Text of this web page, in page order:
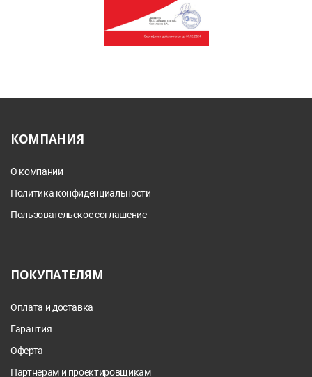
КОМПАНИЯ
О компании
Политика конфиденциальности
Пользовательское соглашение
ПОКУПАТЕЛЯМ
Оплата и доставка
Гарантия
Оферта
Партнерам и проектировщикам